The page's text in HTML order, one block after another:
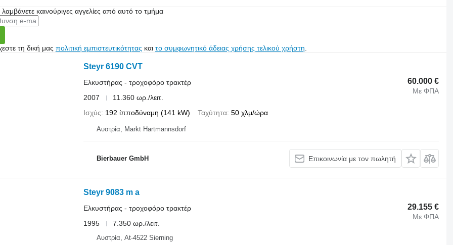
λαμβάνετε καινούριγες αγγελίες από αυτό το τμήμα
τη δική μας πολιτική εμπιστευτικότητας και το συμφωνητικό άδειας χρήσης τελικού χρήστη
Steyr 6190 CVT
60.000 €
Με ΦΠΑ
Ελκυστήρας - τροχοφόρο τρακτέρ
2007
11.360 ωρ./λειτ.
Ισχύς
192 ίπποδύναμη (141 kW) Ταχύτητα 50 χλμ/ώρα
Αυστρία, Markt Hartmannsdorf
Bierbauer GmbH Επικοινωνία με τον πωλητή
Steyr 9083 m a
29.155 €
Με ΦΠΑ
Ελκυστήρας - τροχοφόρο τρακτέρ
1995
7.350 ωρ./λειτ.
Αυστρία, At-4522 Sierning